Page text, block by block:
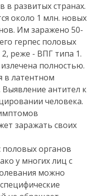
в развитых странах.
около 1 млн. новых
Им заражено 50-
герпес половых
реже - ВПГ типа 1.
полностью.
в латентном
Выявление антител к
человека.
заражать своих
половых органов
у многих лиц с
можно